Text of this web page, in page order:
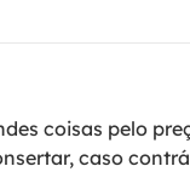
coisas pelo
caso